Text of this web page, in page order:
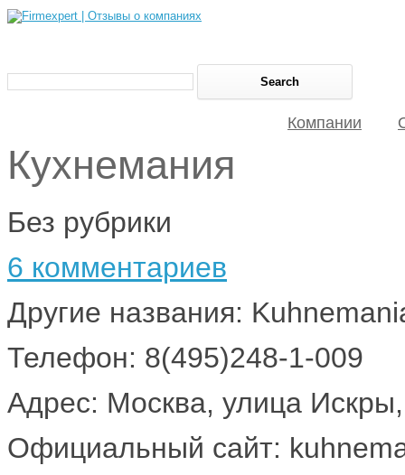
Компании
Кухнемания
Без рубрики
6 комментариев
Другие названия:
Телефон: 8(495)248-1-009
Адрес: Москва, улица
Официальный сайт: